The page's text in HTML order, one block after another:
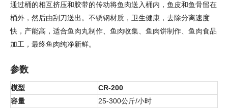
通过桶的相互挤压和胶带的传动将鱼肉送入桶内，鱼皮和鱼骨留在
桶外，然后由刮刀送出。不锈钢材质，卫生健康，去除分离速度
快，产能高，适合鱼肉丸制作、鱼肉收集、鱼肉饼制作、鱼肉食品
加工，最终鱼肉纯净新鲜。
参数
模型
CR-200
容量
25-300公斤/小时